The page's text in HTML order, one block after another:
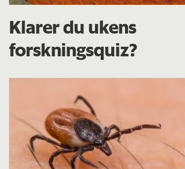
Klarer du ukens
forskningsquiz?